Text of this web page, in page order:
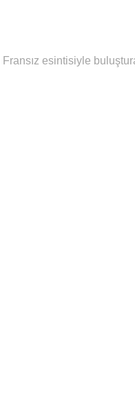
esintisiyle